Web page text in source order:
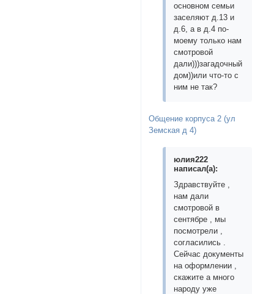
основном семьи
заселяют д.13 и
д.6, а в д.4 по-
моему только нам
смотровой
дали)))загадочный
дом))или что-то с
ним не так?
Общение корпуса 2 (ул
Земская д 4)
юлия222
написал(а):
Здравствуйте ,
нам дали
смотровой в
сентябре , мы
посмотрели ,
согласились .
Сейчас документы
на оформлении ,
скажите а много
народу уже